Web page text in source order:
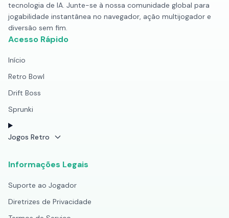
tecnologia de IA. Junte-se à nossa comunidade global para
jogabilidade instantânea no navegador, ação multijogador e
diversão sem fim.
Acesso Rápido
Início
Retro Bowl
Drift Boss
Sprunki
Jogos Retro
Informações Legais
Suporte ao Jogador
Diretrizes de Privacidade